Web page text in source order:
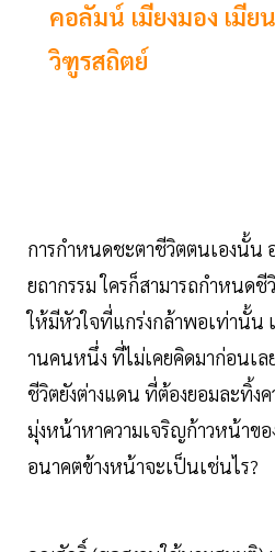
คอลัมน์ เมียงมอง เมีย
วิฑูรสถิตย์
การกำหนดชะตาชีวิตตนเองนั้น
ยถากรรม ใครก็สามารถกำหนดชี
ให้มีหัวใจที่แกร่งกล้าพอเท่านั้น
านคนหนึ่ง ที่ไม่เคยคิดมาก่อนเ
ชีวิตยังต่างแดน ที่ต้องยอมละทิ้ง
มุ่งหน้าหาความเจริญก้าวหน้าขอ
อนาคตข้างหน้าจะเป็นเช่นไร?